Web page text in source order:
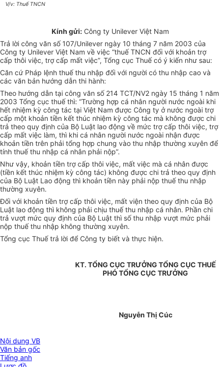
V/v: Thuế TNCN
Kính gửi:Công ty Unilever Việt Nam
Trả lời công văn số 107/Unilever ngày 10 tháng 7 năm 2003 của
Công ty Unilever Việt Nam về việc “thuế TNCN đối với khoản trợ
cấp thôi việc, trợ cấp mất việc”, Tổng cục Thuế có ý kiến như sau:
Căn cứ Pháp lệnh thuế thu nhập đối với người có thu nhập cao và
các văn bản hướng dẫn thi hành:
Theo hướng dẫn tại công văn số 214 TCT/NV2 ngày 15 tháng 1 năm
2003 Tổng cục thuế thì: “Trường hợp cá nhân người nước ngoài khi
hết nhiệm kỳ công tác tại Việt Nam được Công ty ở nước ngoài trợ
cấp một khoản tiền kết thúc nhiệm kỳ công tác mà không được chi
trả theo quy định của Bộ Luật lao động về mức trợ cấp thôi việc, trợ
cấp mất việc làm, thì khi cá nhân người nước ngoài nhận được
khoản tiền trên phải tổng hợp chung vào thu nhập thường xuyên để
tính thuế thu nhập cá nhân phải nộp”.
Như vậy, khoản tiền trợ cấp thôi việc, mất việc mà cá nhân được
(tiền kết thúc nhiệm kỳ công tác) không được chi trả theo quy định
của Bộ Luật Lao động thì khoản tiền này phải nộp thuế thu nhập
thường xuyên.
Đối với khoản tiền trợ cấp thôi việc, mất viện theo quy định của Bộ
Luật lao động thì không phải chịu thuế thu nhập cá nhân. Phần chi
trả vượt mức quy định của Bộ Luật thì số thu nhập vượt mức phải
nộp thuế thu nhập không thường xuyên.
Tổng cục Thuế trả lời để Công ty biết và thực hiện.
KT. TỔNG CỤC TRƯỞNG TỔNG CỤC THUẾ
PHÓ TỔNG CỤC TRƯỞNG
Nguyễn Thị Cúc
Nội dung VB
Văn bản gốc
Tiếng anh